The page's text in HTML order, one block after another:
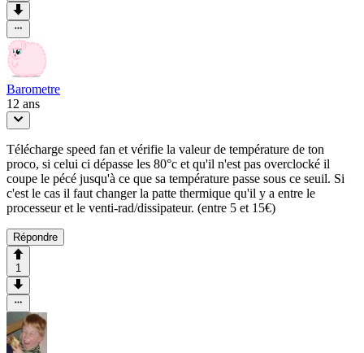
Barometre
12 ans
Télécharge speed fan et vérifie la valeur de température de ton
proco, si celui ci dépasse les 80°c et qu'il n'est pas overclocké il
coupe le pécé jusqu'à ce que sa température passe sous ce seuil. Si
c'est le cas il faut changer la patte thermique qu'il y a entre le
processeur et le venti-rad/dissipateur. (entre 5 et 15€)
Répondre
1